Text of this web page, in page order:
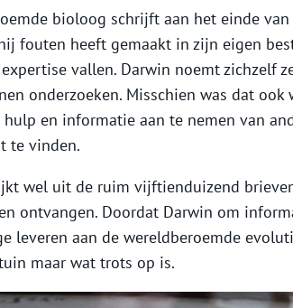
bioloog schrijft aan het einde
fouten heeft gemaakt in zijn eigen
vallen. Darwin noemt zichzelf
onderzoeken. Misschien was dat
en informatie aan te nemen van
te vinden.
wel uit de ruim vijftienduizend
ontvangen. Doordat Darwin om
leveren aan de wereldberoemde
maar wat trots op is.